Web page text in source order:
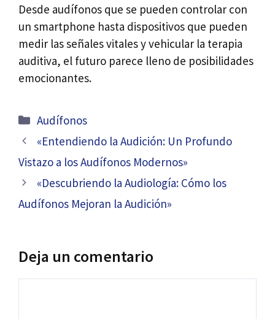
Desde audífonos que se pueden controlar con
un smartphone hasta dispositivos que pueden
medir las señales vitales y vehicular la terapia
auditiva, el futuro parece lleno de posibilidades
emocionantes.
Categorías
Audífonos
Navegación
de
«Entendiendo la Audición: Un Profundo
Vistazo a los Audífonos Modernos»
«Descubriendo la Audiología: Cómo los
Audífonos Mejoran la Audición»
Deja un comentario